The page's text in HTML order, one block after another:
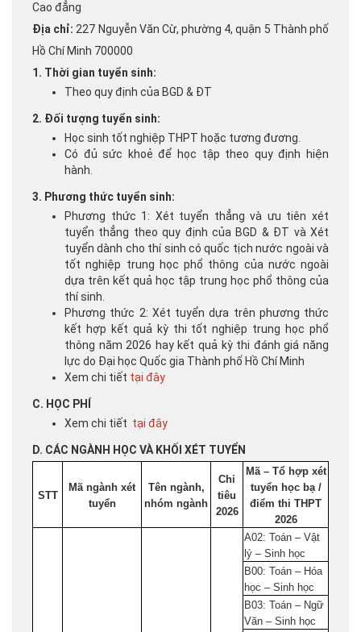
Cao đẳng
Địa chỉ: 227 Nguyễn Văn Cừ, phường 4, quận 5 Thành phố
Hồ Chí Minh 700000
1. Thời gian tuyển sinh:
Theo quy định của BGD & ĐT
2. Đối tượng tuyển sinh:
Học sinh tốt nghiệp THPT hoặc tương đương.
Có đủ sức khoẻ để học tập theo quy định hiện
hành.
3. Phương thức tuyển sinh:
Phương thức 1: Xét tuyển thẳng và ưu tiên xét
tuyển thẳng theo quy định của BGD & ĐT và Xét
tuyển dành cho thí sinh có quốc tịch nước ngoài và
tốt nghiệp trung học phổ thông của nước ngoài
dựa trên kết quả học tập trung học phổ thông của
thí sinh.
Phương thức 2: Xét tuyển dựa trên phương thức
kết hợp kết quả kỳ thi tốt nghiệp trung học phổ
thông năm 2026 hay kết quả kỳ thi đánh giá năng
lực do Đại học Quốc gia Thành phố Hồ Chí Minh
Xem chi tiết tại đây
C. HỌC PHÍ
Xem chi tiết tại đây
D. CÁC NGÀNH HỌC VÀ KHỐI XÉT TUYỂN
STT
Mã ngành xét
tuyển
Tên ngành,
nhóm ngành
Chỉ
tiêu
2026
Mã – Tổ hợp xét
tuyển học bạ /
điểm thi THPT
2026
A02: Toán – Vật
lý – Sinh học
B00: Toán – Hóa
học – Sinh học
B03: Toán – Ngữ
Văn – Sinh học